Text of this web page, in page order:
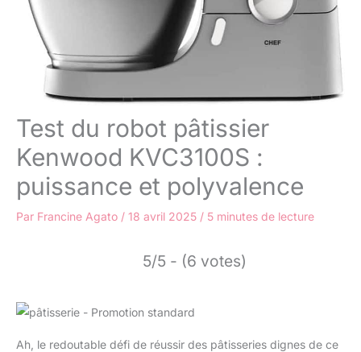
Test du robot pâtissier
Kenwood KVC3100S :
puissance et polyvalence
Par Francine Agato / 18 avril 2025 / 5 minutes de lecture
5/5 - (6 votes)
Ah, le redoutable défi de réussir des pâtisseries dignes de ce